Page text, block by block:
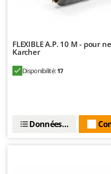
FLEXIBLE A.P. 10 M - pour
Karcher
Disponibilité:17
Données techniques